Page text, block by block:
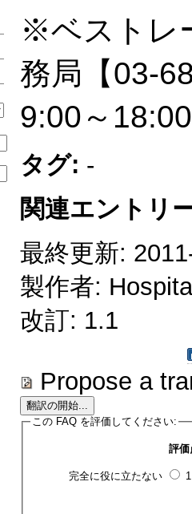
※ベストレ
務局【03-
9:00～
タグ: -
関連エントリ
最終更新:
製作者:
改訂: 1.1
Propose a
この FAQ を評価してください:
評価
完全に役に立たない